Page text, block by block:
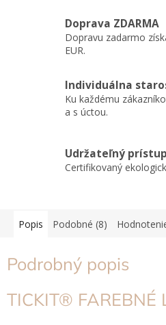
Doprava ZDARMA
Dopravu zadarmo
EUR.
Individuálna
Ku každému
a s úctou.
Udržateľný prístup
Certifikovaný
Popis Podobné (8)
Podrobný popis
TICKIT® FAREBNÉ